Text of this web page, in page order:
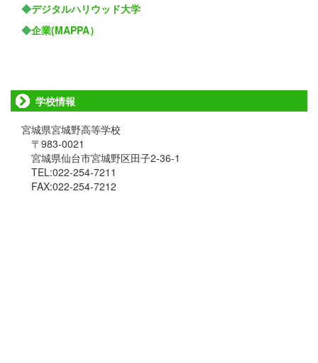
◆デジタルハリウッド大学
◆企業(MAPPA）
学校情報
宮城県宮城野高等学校
〒983-0021
宮城県仙台市宮城野区田子2-36-1
TEL:022-254-7211
FAX:022-254-7212